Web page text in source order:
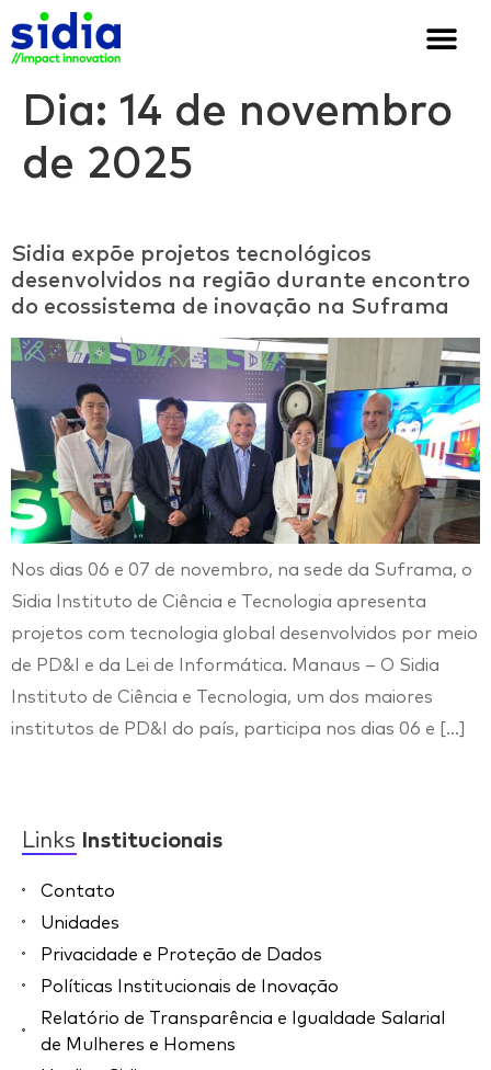
Dia: 14 de novembro
de 2025
Sidia expõe projetos tecnológicos
desenvolvidos na região durante encontro
do ecossistema de inovação na Suframa
Nos dias 06 e 07 de novembro, na sede da Suframa, o
Sidia Instituto de Ciência e Tecnologia apresenta
projetos com tecnologia global desenvolvidos por meio
de PD&I e da Lei de Informática. Manaus – O Sidia
Instituto de Ciência e Tecnologia, um dos maiores
institutos de PD&I do país, participa nos dias 06 e […]
Links Institucionais
Contato
Unidades
Privacidade e Proteção de Dados
Políticas Institucionais de Inovação
Relatório de Transparência e Igualdade Salarial
de Mulheres e Homens